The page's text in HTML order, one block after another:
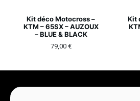
Kit déco Motocross –
KTM – 65SX – AUZOUX
– BLUE & BLACK
79,00 €
Kit